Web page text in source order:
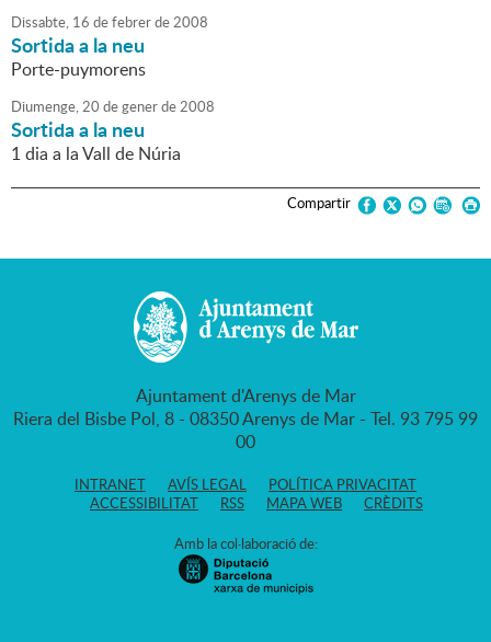
Dissabte, 16 defebrerde2008
Sortida a la neu
Porte-puymorens
Diumenge,20 degenerde2008
Sortida a la neu
1 dia a la Vall de Núria
Compartir
Ajuntament d'Arenys de Mar
Riera del Bisbe Pol, 8 - 08350 Arenys de Mar - Tel. 93 795 99
00
INTRANET AVÍS LEGAL
POLÍTICA PRIVACITAT
ACCESSIBILITAT
RSS MAPA WEB CRÈDITS
Amb la col·laboració de: